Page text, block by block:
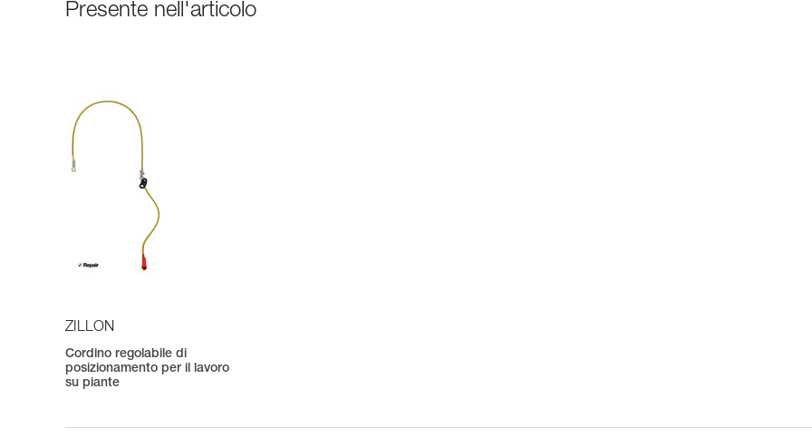
Presente nell'articolo
ZILLON
Cordino regolabile di
posizionamento per il lavoro
su piante